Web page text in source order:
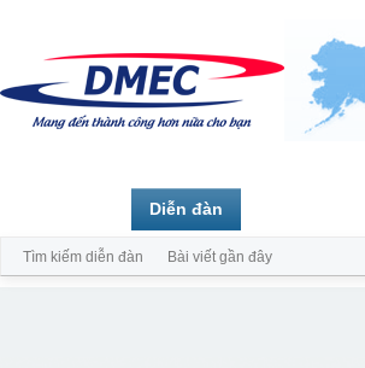
Diễn đàn
Tìm kiếm diễn đàn Bài viết gần đây